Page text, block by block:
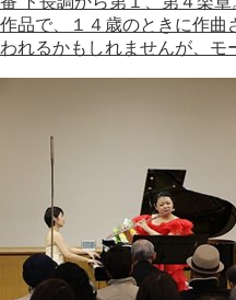
作品で、１４歳のときに作曲
われるかもしれませんが、